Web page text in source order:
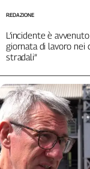
L’incidente è
giornata di lavoro nei
stradali”
REDAZIONE